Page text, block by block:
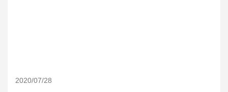
2020/07/28